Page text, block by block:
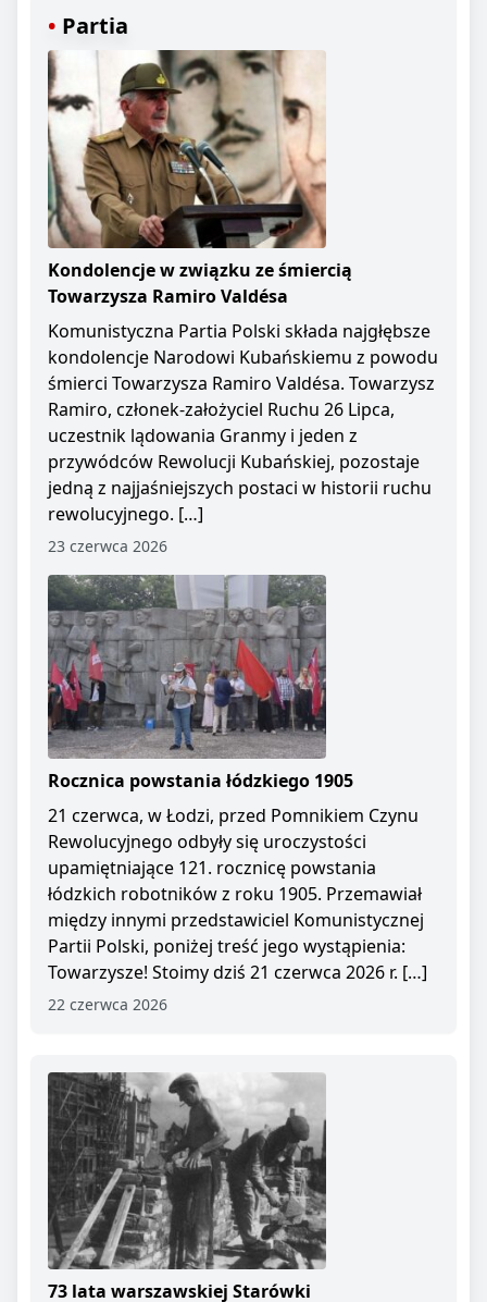
Partia
Kondolencje w związku ze śmiercią
Towarzysza Ramiro Valdésa
Komunistyczna Partia Polski składa najgłębsze
kondolencje Narodowi Kubańskiemu z powodu
śmierci Towarzysza Ramiro Valdésa. Towarzysz
Ramiro, członek-założyciel Ruchu 26 Lipca,
uczestnik lądowania Granmy i jeden z
przywódców Rewolucji Kubańskiej, pozostaje
jedną z najjaśniejszych postaci w historii ruchu
rewolucyjnego. […]
23 czerwca 2026
Rocznica powstania łódzkiego 1905
21 czerwca, w Łodzi, przed Pomnikiem Czynu
Rewolucyjnego odbyły się uroczystości
upamiętniające 121. rocznicę powstania
łódzkich robotników z roku 1905. Przemawiał
między innymi przedstawiciel Komunistycznej
Partii Polski, poniżej treść jego wystąpienia:
Towarzysze! Stoimy dziś 21 czerwca 2026 r. […]
22 czerwca 2026
73 lata warszawskiej Starówki